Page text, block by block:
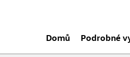
Domů Podrobné